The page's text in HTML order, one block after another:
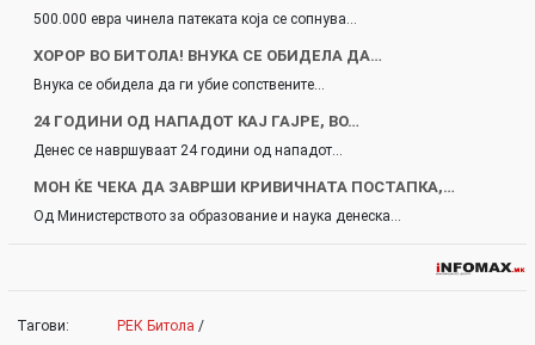
500.000 евра чинела патеката која се сопнува…
ХОРОР ВО БИТОЛА! ВНУКА СЕ ОБИДЕЛА ДА…
Внука се обидела да ги убие сопствените…
24 ГОДИНИ ОД НАПАДОТ КАЈ ГАЈРЕ, ВО…
Денес се навршуваат 24 години од нападот…
МОН ЌЕ ЧЕКА ДА ЗАВРШИ КРИВИЧНАТА ПОСТАПКА,…
Од Министерството за образование и наука денеска…
Тагови: РЕК Битола /